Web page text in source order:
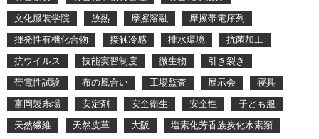
文化服装学院
放熱 摩擦溶融
摩擦帯電序列
揮発性有機化合物
接触冷感 排水環境
抗菌加工
抗ウイルス
技能実習制度 微生物
引き裂き
帯電性試験
布の風合い 工場監査 展示会
寝具
富岡製糸場
安定剤 安全衛生 安全性
子ども服
天然繊維
天然皮革 大阪
塩素化芳香族炭化水素類